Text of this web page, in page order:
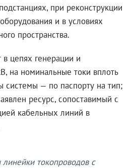
при реконструкции
и в условиях
пространства.
цепях генерации и
на номинальные токи вплоть
системы — по паспорту на тип;
ресурс, сопоставимый с
кабельных линий в
токопроводов с